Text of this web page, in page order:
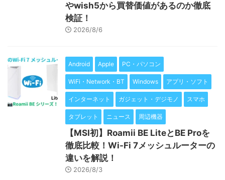
やwish5から買替価値があるのか徹底
検証！
2026/8/6
Android Apple PC・パソコン
WiFi・Network・BT Windows アプリ・ソフト
インターネット ガジェット・デジモノ スマホ
タブレット ニュース 周辺機器
【MSI初】Roamii BE LiteとBE Proを
徹底比較！Wi-Fi 7メッシュルーターの
違いを解説！
2026/8/3